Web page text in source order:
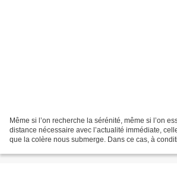
Même si l’on recherche la sérénité, même si l’on
distance nécessaire avec l’actualité immédiate,
que la colère nous submerge. Dans ce cas, à